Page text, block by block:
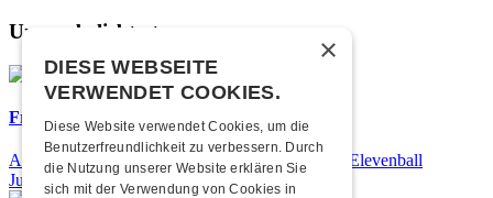
Unsere beliebtesten
Frisch bestätigt: 25 Jahre Elevenball
Am Samstag, 26. September 2026 findet das 25. Elevenball
Jubiläum statt
×
DIESE WEBSEITE
VERWENDET COOKIES.
Diese Website verwendet Cookies, um die
Benutzerfreundlichkeit zu verbessern. Durch
die Nutzung unserer Website erklären Sie
sich mit der Verwendung von Cookies in